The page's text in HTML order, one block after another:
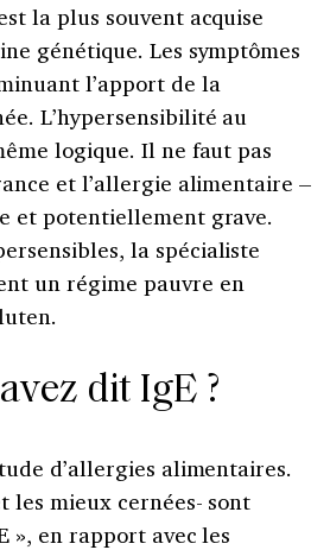
la plus souvent acquise
génétique. Les symptômes
l’apport de la
L’hypersensibilité au
logique. Il ne faut pas
et l’allergie alimentaire –
et potentiellement grave.
la spécialiste
un régime pauvre en
dit IgE ?
d’allergies alimentaires.
les mieux cernées- sont
», en rapport avec les